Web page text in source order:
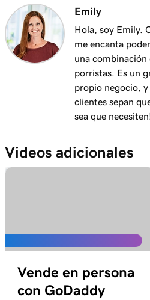
Emitir un reembolso a mi
Payments
Lección 12 (de 20)
¿Por qué tengo un pago
Lección 13 (de 20)
¿Qué son los enlaces de
Lección 15 (de 20)
Lección 17 (de 20)
¿Qué es la Terminal Virtual?
Emily
Hola, soy Emily.
me encanta
una combinación
porristas. Es un
propio negocio,
clientes sepan
sea que
Videos adicionales
Vende en persona
con GoDaddy